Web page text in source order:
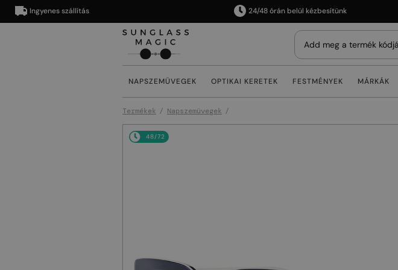
Ingyenes szállítás 24/48 órán belül kézbesítünk
NAPSZEMÜVEGEK OPTIKAI KERETEK FESTMÉNYEK MÁRKÁK
Termékek Napszemüvegek
48/72